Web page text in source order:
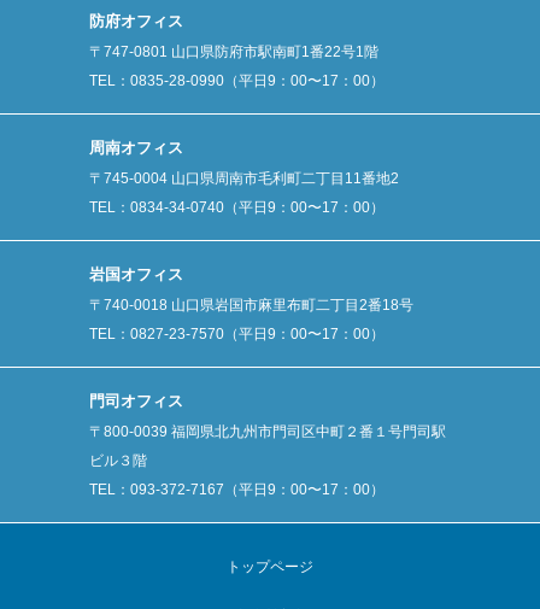
防府オフィス
〒747-0801 山口県防府市駅南町1番22号1階
TEL：0835-28-0990（平日9：00〜17：00）
周南オフィス
〒745-0004 山口県周南市毛利町二丁目11番地2
TEL：0834-34-0740（平日9：00〜17：00）
岩国オフィス
〒740-0018 山口県岩国市麻里布町二丁目2番18号
TEL：0827-23-7570（平日9：00〜17：00）
門司オフィス
〒800-0039 福岡県北九州市門司区中町２番１号門司駅
ビル３階
TEL：093-372-7167（平日9：00〜17：00）
トップページ